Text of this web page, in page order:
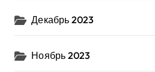
Декабрь 2023
Ноябрь 2023